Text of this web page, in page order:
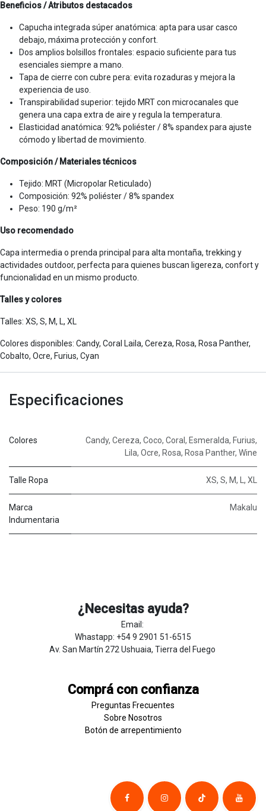
Beneficios / Atributos destacados
Capucha integrada súper anatómica: apta para usar casco
debajo, máxima protección y confort.
Dos amplios bolsillos frontales: espacio suficiente para tus
esenciales siempre a mano.
Tapa de cierre con cubre pera: evita rozaduras y mejora la
experiencia de uso.
Transpirabilidad superior: tejido MRT con microcanales que
genera una capa extra de aire y regula la temperatura.
Elasticidad anatómica: 92% poliéster / 8% spandex para ajuste
cómodo y libertad de movimiento.
Composición / Materiales técnicos
Tejido: MRT (Micropolar Reticulado)
Composición: 92% poliéster / 8% spandex
Peso: 190 g/m²
Uso recomendado
Capa intermedia o prenda principal para alta montaña, trekking y
actividades outdoor, perfecta para quienes buscan ligereza, confort y
funcionalidad en un mismo producto.
Talles y colores
Talles: XS, S, M, L, XL
Colores disponibles: Candy, Coral Laila, Cereza, Rosa, Rosa Panther,
Cobalto, Ocre, Furius, Cyan
Especificaciones
Colores Candy, Cereza, Coco, Coral, Esmeralda, Furius,
Lila, Ocre, Rosa, Rosa Panther, Wine
Talle Ropa XS, S, M, L , XL
Marca
Indumentaria
Makalu
¿Necesitas ayuda?
Email:
Whastapp: +54 9 2901 51-6515
Av. San Martín 272 Ushuaia, Tierra del Fuego
Comprá con confianza
Preguntas Frecuentes
Sobre Nosotros
Botón de ​arrepentim​​​iento